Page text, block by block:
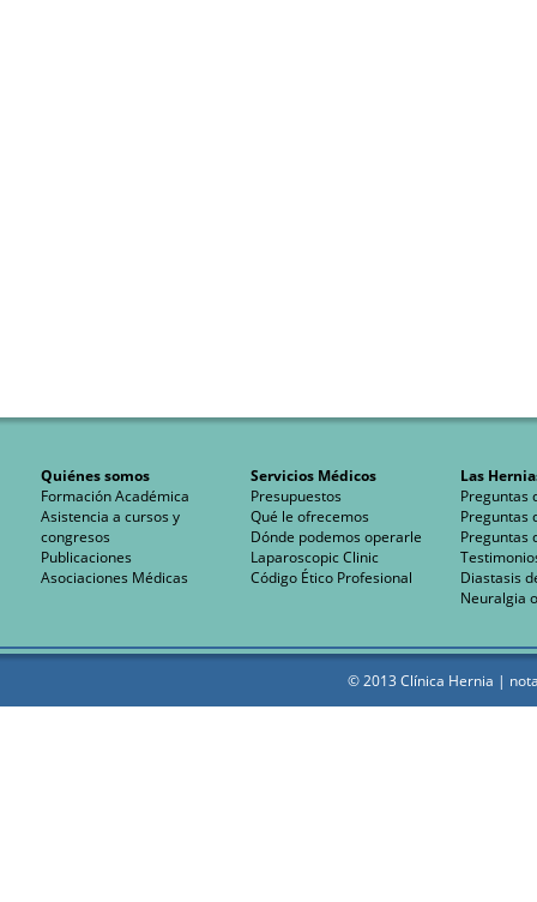
Quiénes somos
Formación Académica
Asistencia a cursos y
congresos
Publicaciones
Asociaciones Médicas
Servicios Médicos
Presupuestos
Qué le ofrecemos
Dónde podemos operarle
Laparoscopic Clinic
Código Ético Profesional
Las
Preguntas
Preguntas
Preguntas
Diastasis
Neuralgia
© 2013 Clínica Hernia |